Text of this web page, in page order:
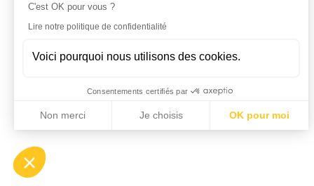
C'est OK pour vous ?
Lire notre politique de confidentialité
Voici pourquoi nous utilisons des cookies.
Consentements certifiés par
Non merci Je choisis OK pour moi
Plateforme de Gestion du Consentement : Personnalisez
Notre plateforme vous permet d'adapter et de gérer vos